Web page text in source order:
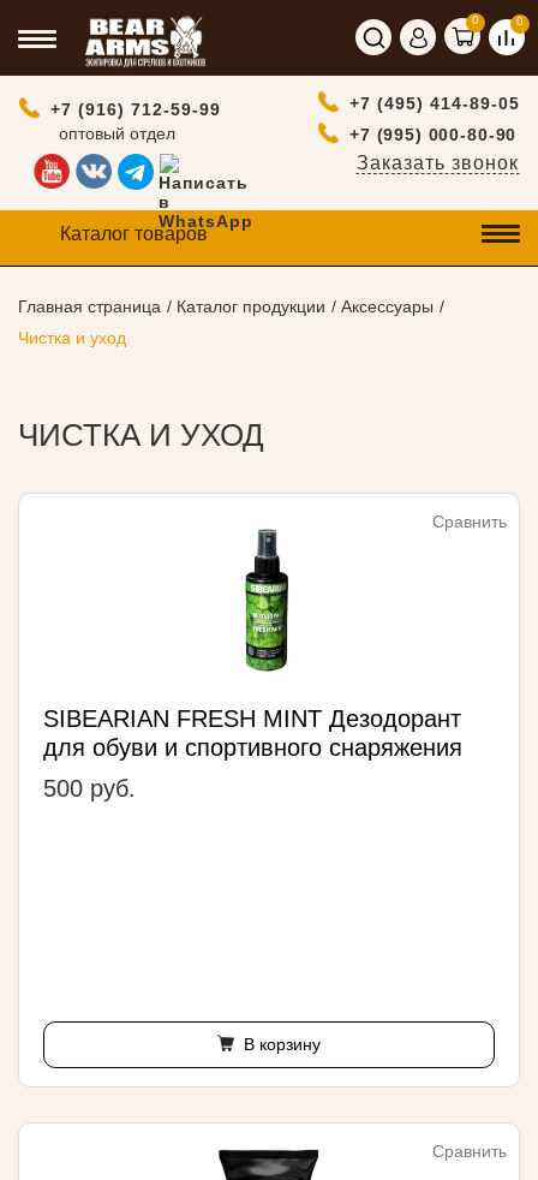
0 0
+7 (916) 712-59-99
оптовый отдел
+7 (495) 414-89-05
+7 (995) 000-80-90
Заказать звонок
Каталог товаров
Главная страница Каталог продукции
Аксессуары
Чистка и уход
ЧИСТКА И УХОД
Сравнить
SIBEARIAN FRESH MINT Дезодорант
для обуви и спортивного снаряжения
500 руб.
В корзину
Сравнить